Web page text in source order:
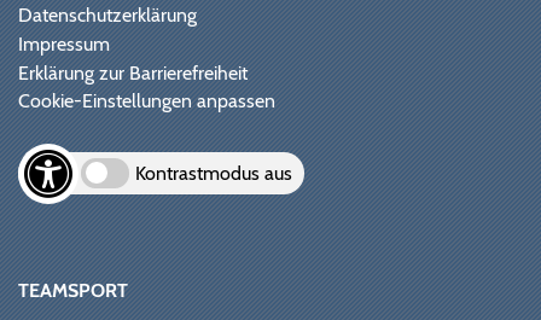
Datenschutzerklärung
Impressum
Erklärung zur Barrierefreiheit
Cookie-Einstellungen anpassen
Kontrastmodus aus
TEAMSPORT